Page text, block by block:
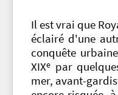
Il est vrai que
éclairé d'une
conquête
XIXe par
mer, avant-